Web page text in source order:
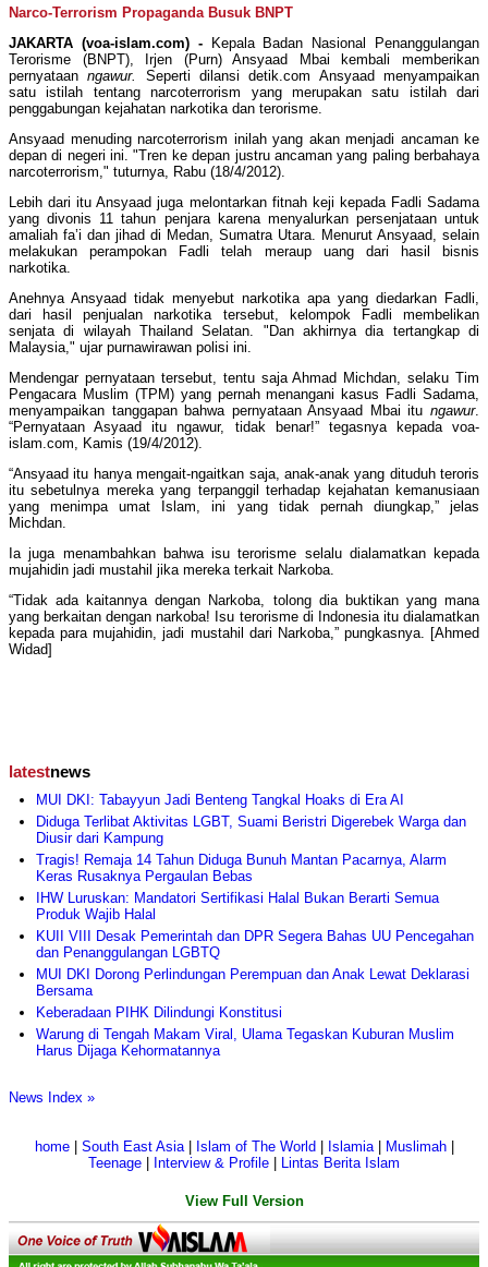
Narco-Terrorism Propaganda Busuk BNPT
JAKARTA (voa-islam.com) -Kepala Badan Nasional Penanggulangan
Terorisme (BNPT), Irjen (Purn) Ansyaad Mbai kembali memberikan
pernyataanngawur.
Seperti dilansi detik.com Ansyaad menyampaikan
satu istilah tentang narcoterrorism yang merupakan satu istilah dari
penggabungan kejahatan narkotika dan terorisme.
Ansyaad menuding narcoterrorism inilah yang akan menjadi ancaman ke
depan di negeri ini. "Tren ke depan justru ancaman yang paling berbahaya
narcoterrorism," tuturnya, Rabu (18/4/2012).
Lebih dari itu Ansyaad juga melontarkan fitnah keji kepada Fadli Sadama
yang divonis 11 tahun penjara karena menyalurkan persenjataan untuk
amaliah fa’i dan jihad di Medan, Sumatra Utara. Menurut Ansyaad, selain
melakukan perampokan Fadli telah meraup uang dari hasil bisnis
narkotika.
Anehnya Ansyaad tidak menyebut narkotika apa yang diedarkan Fadli,
dari hasil penjualan narkotika tersebut, kelompok Fadli membelikan
senjata di wilayah Thailand Selatan. "Dan akhirnya dia tertangkap di
Malaysia," ujar purnawirawan polisi ini.
Mendengar pernyataan tersebut, tentu saja Ahmad Michdan, selaku Tim
Pengacara Muslim (TPM) yang pernah menangani kasus Fadli Sadama,
menyampaikan tanggapan bahwa pernyataan Ansyaad Mbai itu ngawur.
“Pernyataan Asyaad itu ngawur, tidak benar!” tegasnya kepada voa-
islam.com, Kamis (19/4/2012).
“Ansyaad itu hanya mengait-ngaitkan saja, anak-anak yang dituduh teroris
itu sebetulnya mereka yang terpanggil terhadap kejahatan kemanusiaan
yang menimpa umat Islam, ini yang tidak pernah diungkap,” jelas
Michdan.
Ia juga menambahkan bahwa isu terorisme selalu dialamatkan kepada
mujahidin jadi mustahil jika mereka terkait Narkoba.
“Tidak ada kaitannya dengan Narkoba, tolong dia buktikan yang mana
yang berkaitan dengan narkoba! Isu terorisme di Indonesia itu dialamatkan
kepada para mujahidin, jadi mustahil dari Narkoba,” pungkasnya. [Ahmed
Widad]
latestnews
MUI DKI: Tabayyun Jadi Benteng Tangkal Hoaks di Era AI
Diduga Terlibat Aktivitas LGBT, Suami Beristri Digerebek Warga dan
Diusir dari Kampung
Tragis! Remaja 14 Tahun Diduga Bunuh Mantan Pacarnya, Alarm
Keras Rusaknya Pergaulan Bebas
IHW Luruskan: Mandatori Sertifikasi Halal Bukan Berarti Semua
Produk Wajib Halal
KUII VIII Desak Pemerintah dan DPR Segera Bahas UU Pencegahan
dan Penanggulangan LGBTQ
MUI DKI Dorong Perlindungan Perempuan dan Anak Lewat Deklarasi
Bersama
Keberadaan PIHK Dilindungi Konstitusi
Warung di Tengah Makam Viral, Ulama Tegaskan Kuburan Muslim
Harus Dijaga Kehormatannya
News Index »
home| South East Asia| Islam of The World Islamia| Muslimah|
Teenage
Interview & Profile Lintas Berita Islam
View Full Version